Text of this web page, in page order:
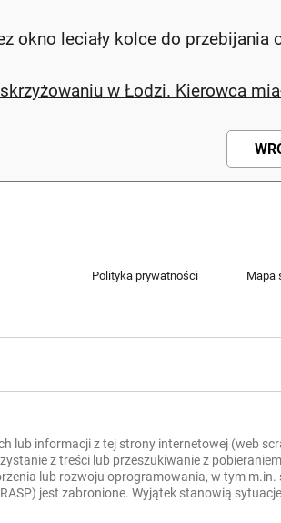
okno leciały kolce do przebijania
w Łodzi. Kierowca
Polityka prywatności Mapa
lub informacji z tej strony internetowej (web
z treści lub przeszukiwanie z
lub rozwoju oprogramowania, w tym
jest zabronione. Wyjątek stanowią